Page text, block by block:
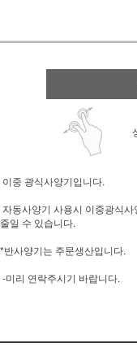
이중 광식사양기입니다.
자동사양기 사용시 이중광식
줄일 수 있습니다.
*반사양기는 주문생산입니다.
-미리 연락주시기 바랍니다.